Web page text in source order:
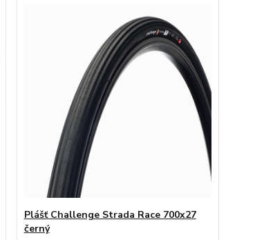
Plášť Challenge Strada Race 700x27
černý